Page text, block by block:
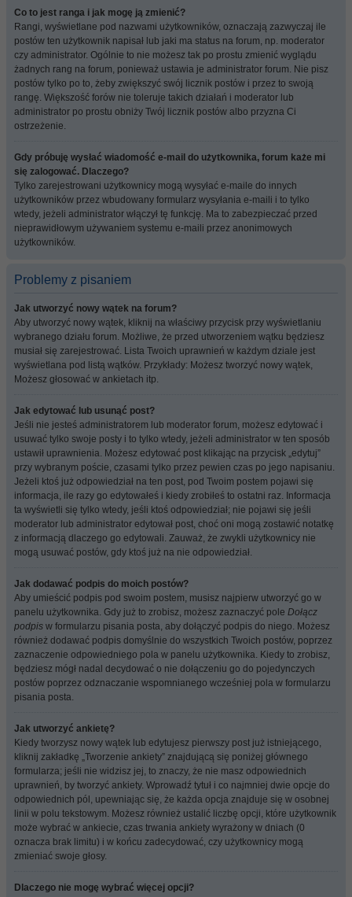
Co to jest ranga i jak mogę ją zmienić?
Rangi, wyświetlane pod nazwami użytkowników, oznaczają zazwyczaj ile
postów ten użytkownik napisał lub jaki ma status na forum, np. moderator
czy administrator. Ogólnie to nie możesz tak po prostu zmienić wyglądu
żadnych rang na forum, ponieważ ustawia je administrator forum. Nie pisz
postów tylko po to, żeby zwiększyć swój licznik postów i przez to swoją
rangę. Większość forów nie toleruje takich działań i moderator lub
administrator po prostu obniży Twój licznik postów albo przyzna Ci
ostrzeżenie.
Gdy próbuję wysłać wiadomość e-mail do użytkownika, forum każe mi
się zalogować. Dlaczego?
Tylko zarejestrowani użytkownicy mogą wysyłać e-maile do innych
użytkowników przez wbudowany formularz wysyłania e-maili i to tylko
wtedy, jeżeli administrator włączył tę funkcję. Ma to zabezpieczać przed
nieprawidłowym używaniem systemu e-maili przez anonimowych
użytkowników.
Problemy z pisaniem
Jak utworzyć nowy wątek na forum?
Aby utworzyć nowy wątek, kliknij na właściwy przycisk przy wyświetlaniu
wybranego działu forum. Możliwe, że przed utworzeniem wątku będziesz
musiał się zarejestrować. Lista Twoich uprawnień w każdym dziale jest
wyświetlana pod listą wątków. Przykłady: Możesz tworzyć nowy wątek,
Możesz głosować w ankietach itp.
Jak edytować lub usunąć post?
Jeśli nie jesteś administratorem lub moderator forum, możesz edytować i
usuwać tylko swoje posty i to tylko wtedy, jeżeli administrator w ten sposób
ustawił uprawnienia. Możesz edytować post klikając na przycisk „edytuj”
przy wybranym poście, czasami tylko przez pewien czas po jego napisaniu.
Jeżeli ktoś już odpowiedział na ten post, pod Twoim postem pojawi się
informacja, ile razy go edytowałeś i kiedy zrobiłeś to ostatni raz. Informacja
ta wyświetli się tylko wtedy, jeśli ktoś odpowiedział; nie pojawi się jeśli
moderator lub administrator edytował post, choć oni mogą zostawić notatkę
z informacją dlaczego go edytowali. Zauważ, że zwykli użytkownicy nie
mogą usuwać postów, gdy ktoś już na nie odpowiedział.
Jak dodawać podpis do moich postów?
Aby umieścić podpis pod swoim postem, musisz najpierw utworzyć go w
panelu użytkownika. Gdy już to zrobisz, możesz zaznaczyć pole Dołącz
podpis w formularzu pisania posta, aby dołączyć podpis do niego. Możesz
również dodawać podpis domyślnie do wszystkich Twoich postów, poprzez
zaznaczenie odpowiedniego pola w panelu użytkownika. Kiedy to zrobisz,
będziesz mógł nadal decydować o nie dołączeniu go do pojedynczych
postów poprzez odznaczanie wspomnianego wcześniej pola w formularzu
pisania posta.
Jak utworzyć ankietę?
Kiedy tworzysz nowy wątek lub edytujesz pierwszy post już istniejącego,
kliknij zakładkę „Tworzenie ankiety” znajdującą się poniżej głównego
formularza; jeśli nie widzisz jej, to znaczy, że nie masz odpowiednich
uprawnień, by tworzyć ankiety. Wprowadź tytuł i co najmniej dwie opcje do
odpowiednich pól, upewniając się, że każda opcja znajduje się w osobnej
linii w polu tekstowym. Możesz również ustalić liczbę opcji, które użytkownik
może wybrać w ankiecie, czas trwania ankiety wyrażony w dniach (0
oznacza brak limitu) i w końcu zadecydować, czy użytkownicy mogą
zmieniać swoje głosy.
Dlaczego nie mogę wybrać więcej opcji?